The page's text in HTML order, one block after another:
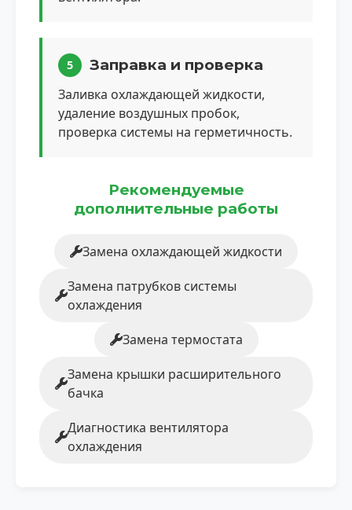
5 Заправка и проверка
Заливка охлаждающей жидкости,
удаление воздушных пробок,
проверка системы на герметичность.
Рекомендуемые
дополнительные работы
Замена охлаждающей жидкости
Замена патрубков системы
охлаждения
Замена термостата
Замена крышки расширительного
бачка
Диагностика вентилятора
охлаждения